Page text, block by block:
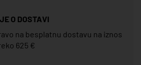
O DOSTAVI
na besplatnu dostavu na iznos
625 €